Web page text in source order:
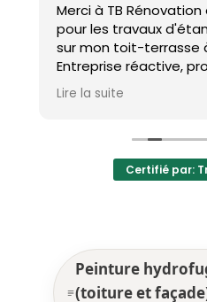
Merci à TB
pour les travaux
sur mon toit-terrasse
Entreprise réactive,
agréable. Le travail a
soin et dans les
Lire la suite
Certifié par:
Peinture
(toiture et